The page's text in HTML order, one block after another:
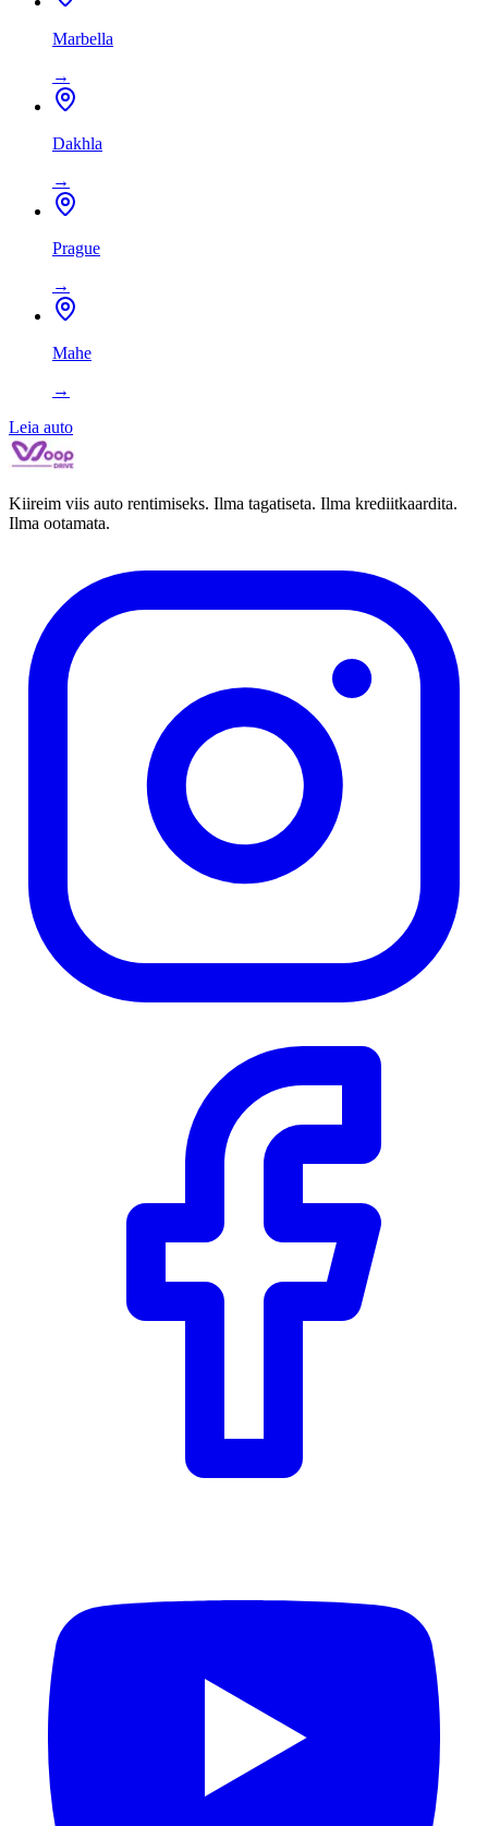
Marbella
→
Dakhla
→
Prague
→
Mahe
→
Leia auto
Kiireim viis auto rentimiseks. Ilma tagatiseta. Ilma krediitkaardita.
Ilma ootamata.